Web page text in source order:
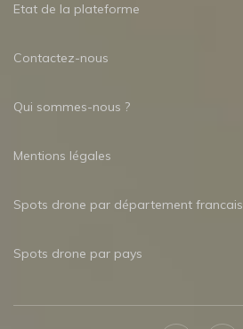
Etat de la plateforme
Contactez-nous
Qui sommes-nous ?
Mentions légales
Spots drone par département francais
Spots drone par pays